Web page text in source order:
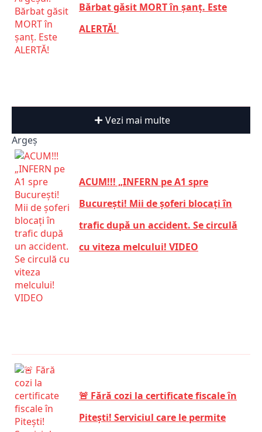
Bărbat găsit MORT în șanț. Este
ALERTĂ!
Vezi mai multe
Argeș
ACUM!!! „INFERN pe A1 spre
București! Mii de șoferi blocați în
trafic după un accident. Se circulă
cu viteza melcului! VIDEO
🚨 Fără cozi la certificate fiscale în
Pitești! Serviciul care le permite